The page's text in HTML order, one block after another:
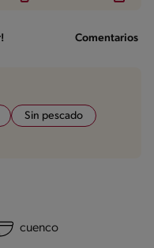
Comentarios
Sin pescado
cuenco